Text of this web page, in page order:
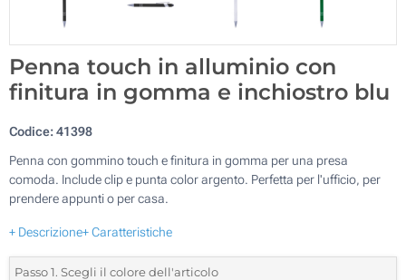
Penna touch in alluminio con
finitura in gomma e inchiostro blu
Codice:41398
Penna con gommino touch e finitura in gomma per una presa
comoda. Include clip e punta color argento. Perfetta per l'ufficio, per
prendere appunti o per casa.
+ Descrizione+ Caratteristiche
Passo 1. Scegli il colore dell'articolo